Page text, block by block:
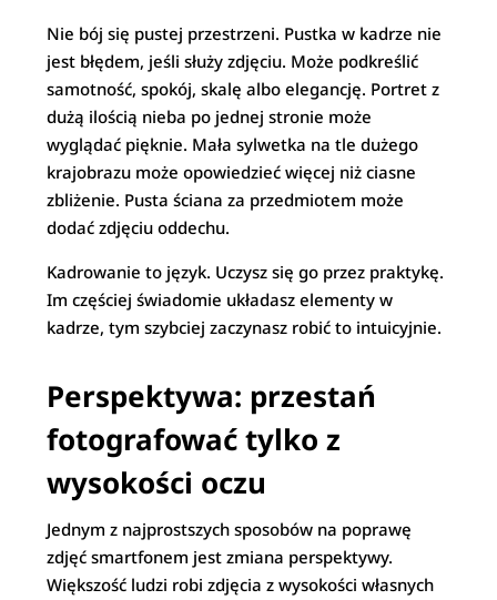
Nie bój się pustej przestrzeni. Pustka w kadrze nie
jest błędem, jeśli służy zdjęciu. Może podkreślić
samotność, spokój, skalę albo elegancję. Portret z
dużą ilością nieba po jednej stronie może
wyglądać pięknie. Mała sylwetka na tle dużego
krajobrazu może opowiedzieć więcej niż ciasne
zbliżenie. Pusta ściana za przedmiotem może
dodać zdjęciu oddechu.
Kadrowanie to język. Uczysz się go przez praktykę.
Im częściej świadomie układasz elementy w
kadrze, tym szybciej zaczynasz robić to intuicyjnie.
Perspektywa: przestań
fotografować tylko z
wysokości oczu
Jednym z najprostszych sposobów na poprawę
zdjęć smartfonem jest zmiana perspektywy.
Większość ludzi robi zdjęcia z wysokości własnych